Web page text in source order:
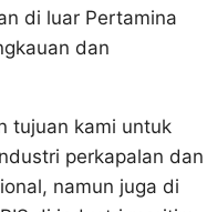
di luar Pertamina
dan
tujuan kami untuk
perkapalan dan
namun juga di